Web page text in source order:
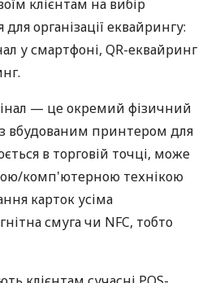
клієнтам на вибір
організації еквайрингу:
у смартфоні, QR-еквайринг
— це окремий фізичний
вбудованим принтером для
в торговій точці, може
комп'ютерною технікою
карток усіма
смуга чи NFC, тобто